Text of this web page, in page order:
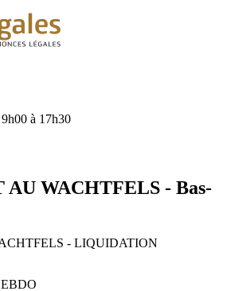
à 17h30
AU WACHTFELS - Bas-
- LIQUIDATION